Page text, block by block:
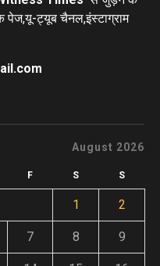
पेज,यू-ट्यूब चैनल,इंस्टाग्राम
August 2026
F S S
1 2
7 8 9